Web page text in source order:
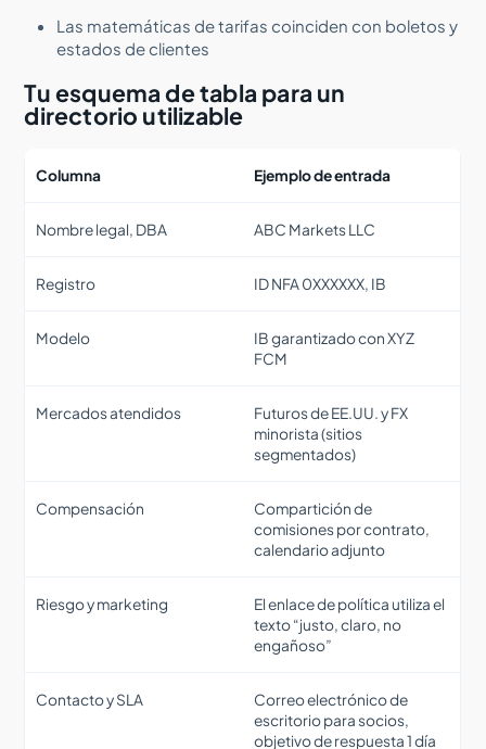
Las matemáticas de tarifas coinciden con boletos y
estados de clientes
Tu esquema de tabla para un
directorio utilizable
Columna Ejemplo de entrada
Nombre legal, DBA ABC Markets LLC
Registro ID NFA 0XXXXXX, IB
Modelo
IB garantizado con XYZ
FCM
Mercados atendidos
Futuros de EE.UU. y FX
minorista (sitios
segmentados)
Compensación
Compartición de
comisiones por contrato,
calendario adjunto
Riesgo y marketing
El enlace de política utiliza el
texto “justo, claro, no
engañoso”
Contacto y SLA
Correo electrónico de
escritorio para socios,
objetivo de respuesta 1 día